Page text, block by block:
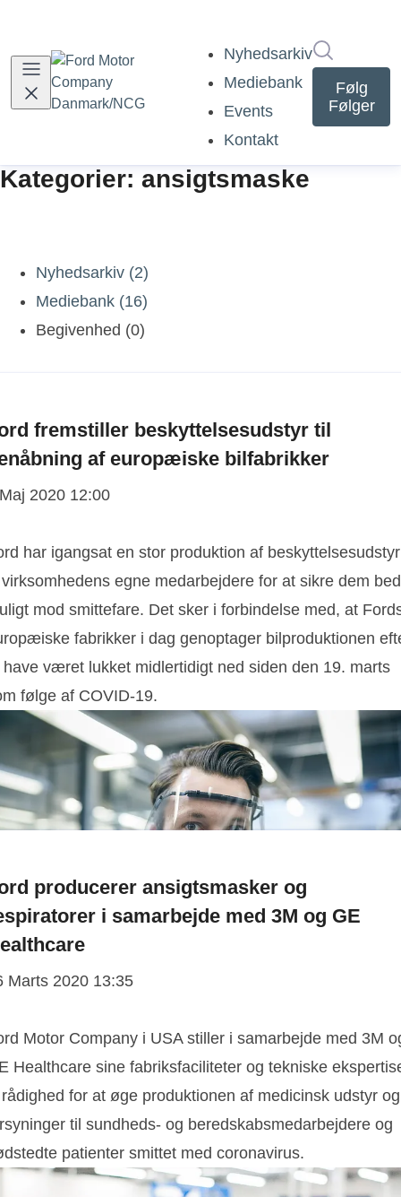
Nyhedsarkiv
Mediebank
Events
Kontakt
Følg
Følger
Kategorier: ansigtsmaske
Nyhedsarkiv (2)
Mediebank (16)
Begivenhed (0)
fremstiller beskyttelsesudstyr til
af europæiske bilfabrikker
2020 12:00
har igangsat en stor produktion af beskyttelsesudstyr
egne medarbejdere for at sikre dem
mod smittefare. Det sker i forbindelse med, at
fabrikker i dag genoptager bilproduktionen
have været lukket midlertidigt ned siden den 19. marts
følge af COVID-19.
producerer ansigtsmasker og
i samarbejde med 3M og GE
Marts 2020 13:35
Motor Company i USA stiller i samarbejde med 3M
Healthcare sine fabriksfaciliteter og tekniske
for at øge produktionen af medicinsk udstyr og
til sundheds- og beredskabsmedarbejdere og
patienter smittet med coronavirus.